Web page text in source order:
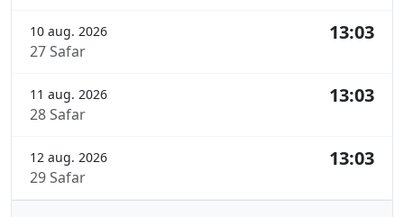
10 aug. 2026
27 Safar
13:03
11 aug. 2026
28 Safar
13:03
12 aug. 2026
29 Safar
13:03